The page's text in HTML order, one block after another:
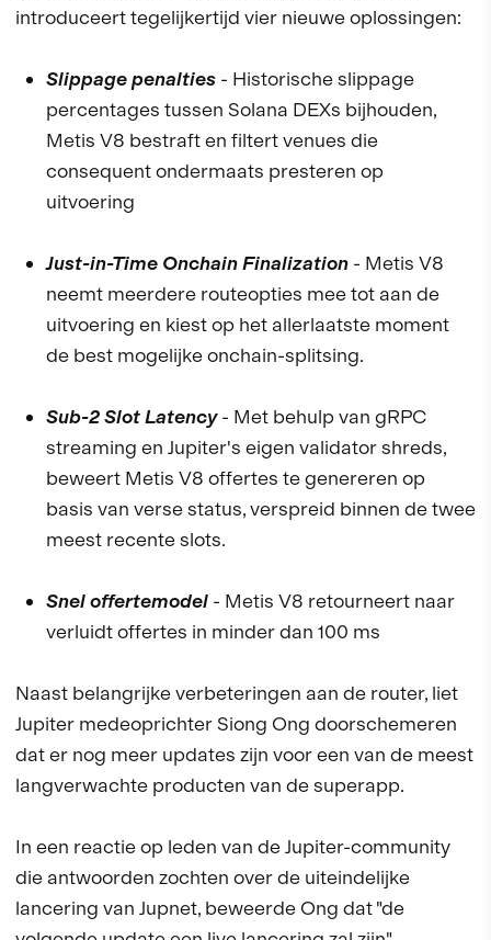
introduceert tegelijkertijd vier nieuwe oplossingen:
Slippage penalties - Historische slippage
percentages tussen Solana DEXs bijhouden,
Metis V8 bestraft en filtert venues die
consequent ondermaats presteren op
uitvoering
Just-in-Time Onchain Finalization - Metis V8
neemt meerdere routeopties mee tot aan de
uitvoering en kiest op het allerlaatste moment
de best mogelijke onchain-splitsing.
Sub-2 Slot Latency- Met behulp van gRPC
streaming en Jupiter's eigen validator shreds,
beweert Metis V8 offertes te genereren op
basis van verse status, verspreid binnen de twee
meest recente slots.
Snel offertemodel - Metis V8 retourneert naar
verluidt offertes in minder dan 100 ms
Naast belangrijke verbeteringen aan de router, liet
Jupiter medeoprichter Siong Ong doorschemeren
dat er nog meer updates zijn voor een van de meest
langverwachte producten van de superapp.
In een reactie op leden van de Jupiter-community
die antwoorden zochten over de uiteindelijke
lancering van Jupnet, beweerde Ong dat "de